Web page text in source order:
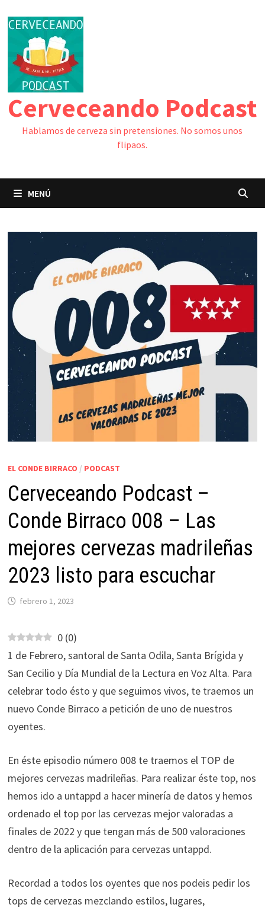
contenido
Cerveceando Podcast
Hablamos de cerveza sin pretensiones. No somos unos
flipaos.
MENÚ
EL CONDE BIRRACO / PODCAST
Cerveceando Podcast –
Conde Birraco 008 – Las
mejores cervezas madrileñas
2023 listo para escuchar
febrero 1, 2023
0 (0)
1 de Febrero, santoral de Santa Odila, Santa Brígida y
San Cecilio y Día Mundial de la Lectura en Voz Alta. Para
celebrar todo ésto y que seguimos vivos, te traemos un
nuevo Conde Birraco a petición de uno de nuestros
oyentes.
En éste episodio número 008 te traemos el TOP de
mejores cervezas madrileñas. Para realizar éste top, nos
hemos ido a untappd a hacer minería de datos y hemos
ordenado el top por las cervezas mejor valoradas a
finales de 2022 y que tengan más de 500 valoraciones
dentro de la aplicación para cervezas untappd.
Recordad a todos los oyentes que nos podeis pedir los
tops de cervezas mezclando estilos, lugares,